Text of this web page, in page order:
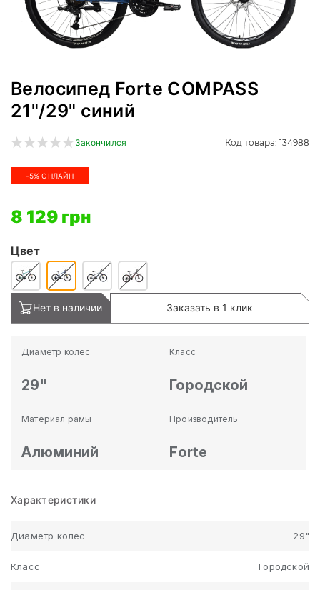
Велосипед Forte COMPASS
21"/29" синий
Закончился Код товара: 134988
-5% ОНЛАЙН
8 129 грн
Цвет
Нет в наличии Заказать в 1 клик
Диаметр колес
29"
Класс
Городской
Материал рамы
Алюминий
Производитель
Forte
Характеристики
Диаметр колес 29"
Класс Городской